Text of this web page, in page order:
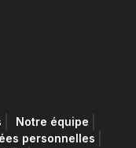
Notre équipe
personnelles